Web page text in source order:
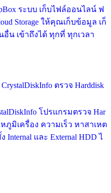
ระบบ เก็บไฟล์ออนไลน์ ฟ
Storage ให้คุณเก็บข้อมูล เก็
น เข้าถึงได้ ทุกที่ ทุกเวลา
ตรวจ Harddisk
โปรแกรมตรวจ Har
ภูมิเครื่อง ความเร็ว หาสาเหต
และ External HDD ไ